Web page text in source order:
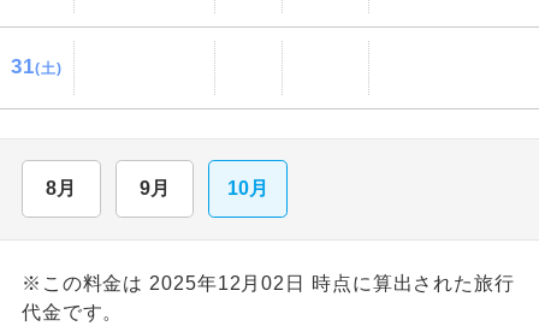
31(土)
8月 9月 10月
※この料金は 2025年12月02日 時点に算出された旅行
代金です。